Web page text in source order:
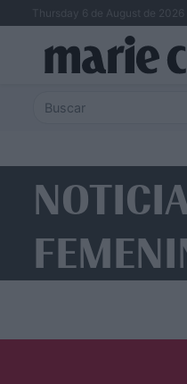
Thursday 6 de August de 2026